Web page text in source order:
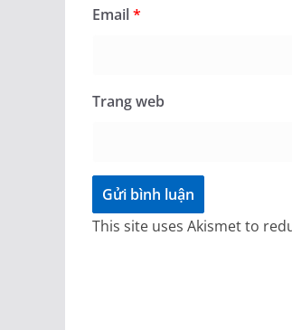
Email*
Trang web
This site uses Akismet to